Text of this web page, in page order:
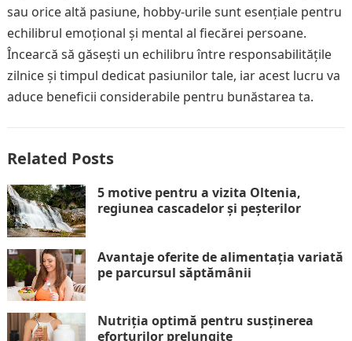
sau orice altă pasiune, hobby-urile sunt esențiale pentru
echilibrul emoțional și mental al fiecărei persoane.
Încearcă să găsești un echilibru între responsabilitățile
zilnice și timpul dedicat pasiunilor tale, iar acest lucru va
aduce beneficii considerabile pentru bunăstarea ta.
Related Posts
5 motive pentru a vizita Oltenia,
regiunea cascadelor și peșterilor
Avantaje oferite de alimentația variată
pe parcursul săptămânii
Nutriția optimă pentru susținerea
eforturilor prelungite